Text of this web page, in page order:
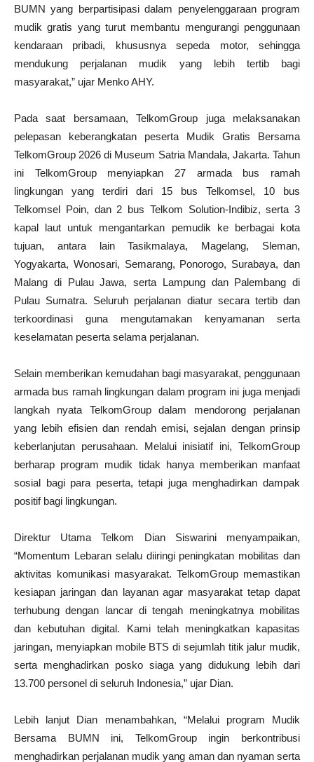
BUMN yang berpartisipasi dalam penyelenggaraan program
mudik gratis yang turut membantu mengurangi penggunaan
kendaraan pribadi, khususnya sepeda motor, sehingga
mendukung perjalanan mudik yang lebih tertib bagi
masyarakat,” ujar Menko AHY.
Pada saat bersamaan, TelkomGroup juga melaksanakan
pelepasan keberangkatan peserta Mudik Gratis Bersama
TelkomGroup 2026 di Museum Satria Mandala, Jakarta. Tahun
ini TelkomGroup menyiapkan 27 armada bus ramah
lingkungan yang terdiri dari 15 bus Telkomsel, 10 bus
Telkomsel Poin, dan 2 bus Telkom Solution-Indibiz, serta 3
kapal laut untuk mengantarkan pemudik ke berbagai kota
tujuan, antara lain Tasikmalaya, Magelang, Sleman,
Yogyakarta, Wonosari, Semarang, Ponorogo, Surabaya, dan
Malang di Pulau Jawa, serta Lampung dan Palembang di
Pulau Sumatra. Seluruh perjalanan diatur secara tertib dan
terkoordinasi guna mengutamakan kenyamanan serta
keselamatan peserta selama perjalanan.
Selain memberikan kemudahan bagi masyarakat, penggunaan
armada bus ramah lingkungan dalam program ini juga menjadi
langkah nyata TelkomGroup dalam mendorong perjalanan
yang lebih efisien dan rendah emisi, sejalan dengan prinsip
keberlanjutan perusahaan. Melalui inisiatif ini, TelkomGroup
berharap program mudik tidak hanya memberikan manfaat
sosial bagi para peserta, tetapi juga menghadirkan dampak
positif bagi lingkungan.
Direktur Utama Telkom Dian Siswarini menyampaikan,
“Momentum Lebaran selalu diiringi peningkatan mobilitas dan
aktivitas komunikasi masyarakat. TelkomGroup memastikan
kesiapan jaringan dan layanan agar masyarakat tetap dapat
terhubung dengan lancar di tengah meningkatnya mobilitas
dan kebutuhan digital. Kami telah meningkatkan kapasitas
jaringan, menyiapkan mobile BTS di sejumlah titik jalur mudik,
serta menghadirkan posko siaga yang didukung lebih dari
13.700 personel di seluruh Indonesia,” ujar Dian.
Lebih lanjut Dian menambahkan, “Melalui program Mudik
Bersama BUMN ini, TelkomGroup ingin berkontribusi
menghadirkan perjalanan mudik yang aman dan nyaman serta